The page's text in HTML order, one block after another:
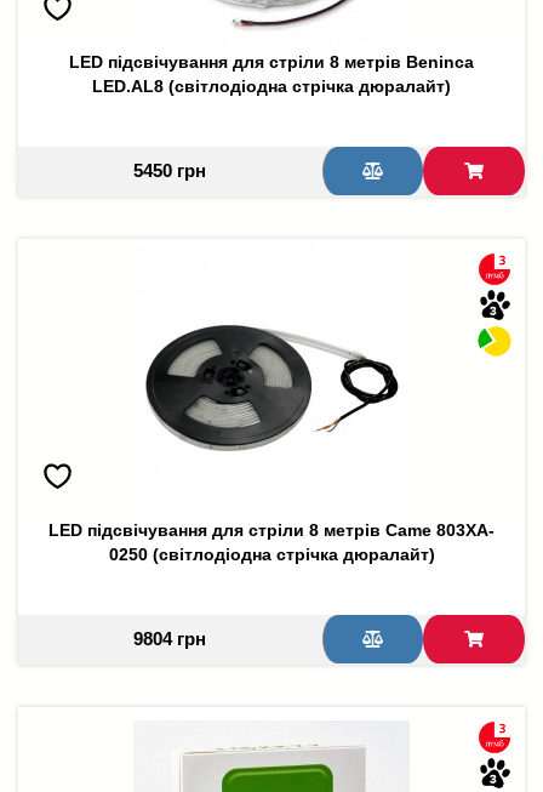
LED підсвічування для стріли 8 метрів Beninca
LED.AL8 (світлодіодна стрічка дюралайт)
5450 грн
LED підсвічування для стріли 8 метрів Came 803XA-
0250 (світлодіодна стрічка дюралайт)
9804 грн